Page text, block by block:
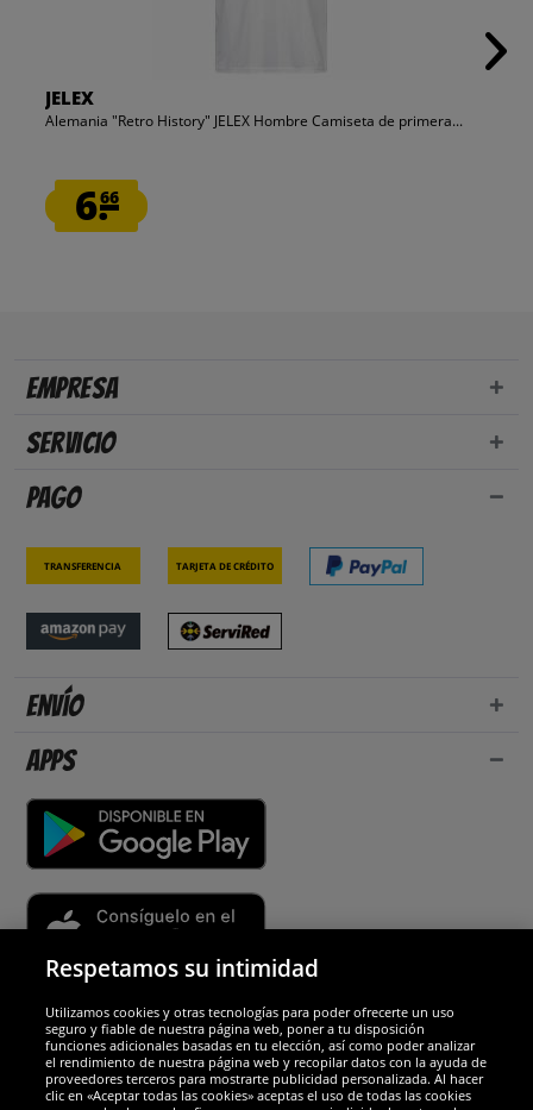
JELEX
Alemania "Retro History" JELEX Hombre Camiseta de primera...
6.66
Empresa
Servicio
Pago
Transferencia Tarjeta de crédito
Envío
Apps
Socios y seguridad
Galardones
Respetamos su intimidad
Utilizamos cookies y otras tecnologías para poder ofrecerte un uso
seguro y fiable de nuestra página web, poner a tu disposición
funciones adicionales basadas en tu elección, así como poder analizar
el rendimiento de nuestra página web y recopilar datos con la ayuda de
proveedores terceros para mostrarte publicidad personalizada. Al hacer
clic en «Aceptar todas las cookies» aceptas el uso de todas las cookies